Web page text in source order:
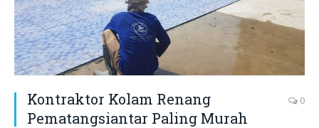
Kontraktor Kolam Renang
Pematangsiantar Paling Murah
0